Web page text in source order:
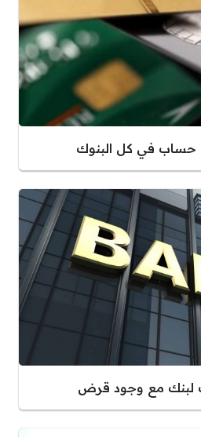
حساب في كل البنوك
لبنك مع وجود قرض